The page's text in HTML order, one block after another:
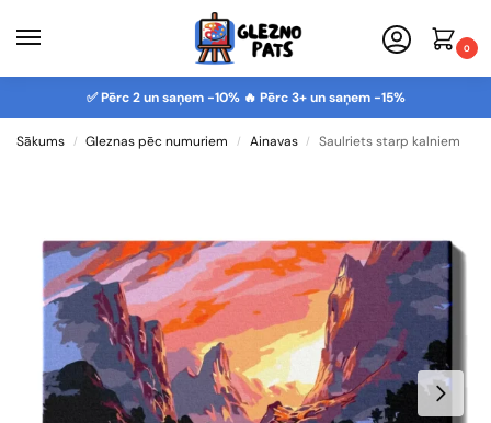
0
✅ Pērc 2 un saņem -10% 🔥 Pērc 3+ un saņem -15%
Sākums / Gleznas pēc numuriem / Ainavas / Saulriets starp kalniem